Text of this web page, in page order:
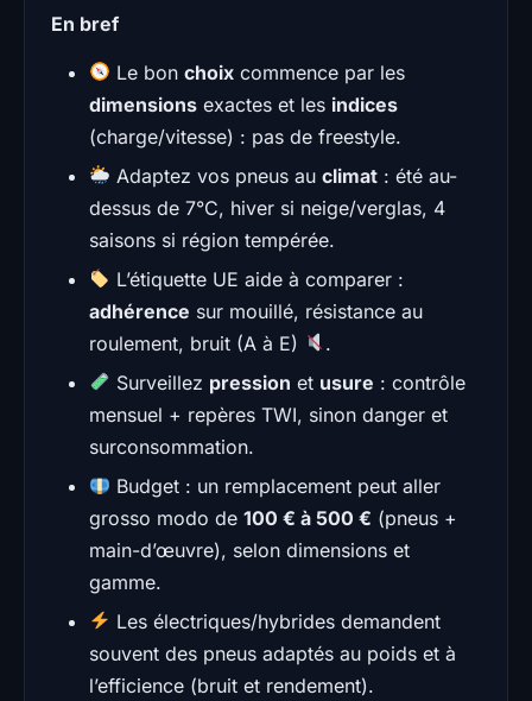
En bref
Le bonchoix commence par les
dimensions exactes et les indices
(charge/vitesse) : pas de freestyle.
Adaptez vos pneus auclimat : été au-
dessus de 7°C, hiver si neige/verglas, 4
saisons si région tempérée.
L’étiquette UE aide à comparer :
adhérence sur mouillé, résistance au
roulement, bruit (A à E)
.
Surveillez pression et usure : contrôle
mensuel + repères TWI, sinon danger et
surconsommation.
Budget : un remplacement peut aller
grosso modo de 100 € à 500 € (pneus +
main-d’œuvre), selon dimensions et
gamme.
Les électriques/hybrides demandent
souvent des pneus adaptés au poids et à
l’efficience (bruit et rendement).